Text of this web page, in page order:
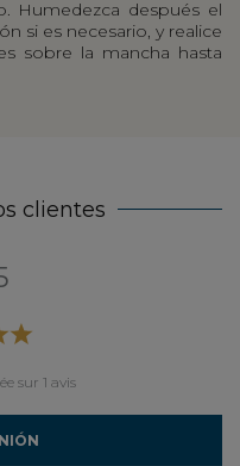
Humedezca después el
si es necesario, y realice
sobre la mancha hasta
clientes
sur 1 avis